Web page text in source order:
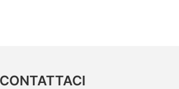
CONTATTACI